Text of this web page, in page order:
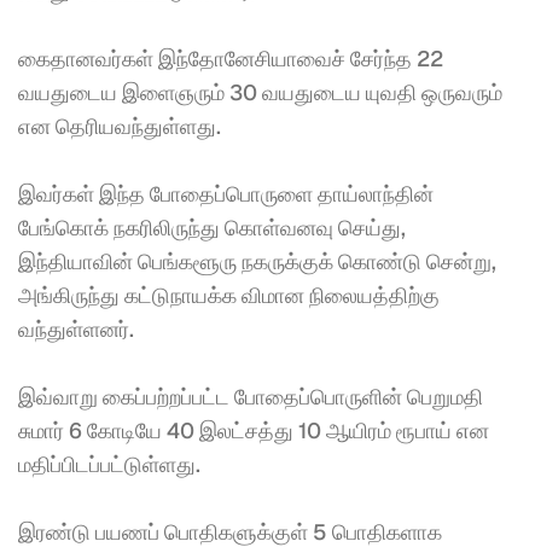
கைதானவர்கள் இந்தோனேசியாவைச் சேர்ந்த 22
வயதுடைய இளைஞரும் 30 வயதுடைய யுவதி ஒருவரும்
என தெரியவந்துள்ளது.
இவர்கள் இந்த போதைப்பொருளை தாய்லாந்தின்
பேங்கொக் நகரிலிருந்து கொள்வனவு செய்து,
இந்தியாவின் பெங்களூரு நகருக்குக் கொண்டு சென்று,
அங்கிருந்து கட்டுநாயக்க விமான நிலையத்திற்கு
வந்துள்ளனர்.
இவ்வாறு கைப்பற்றப்பட்ட போதைப்பொருளின் பெறுமதி
சுமார் 6 கோடியே 40 இலட்சத்து 10 ஆயிரம் ரூபாய் என
மதிப்பிடப்பட்டுள்ளது.
இரண்டு பயணப் பொதிகளுக்குள் 5 பொதிகளாக